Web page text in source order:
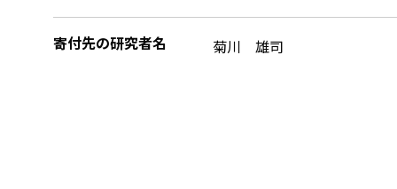
寄付先の研究者名 菊川 雄司